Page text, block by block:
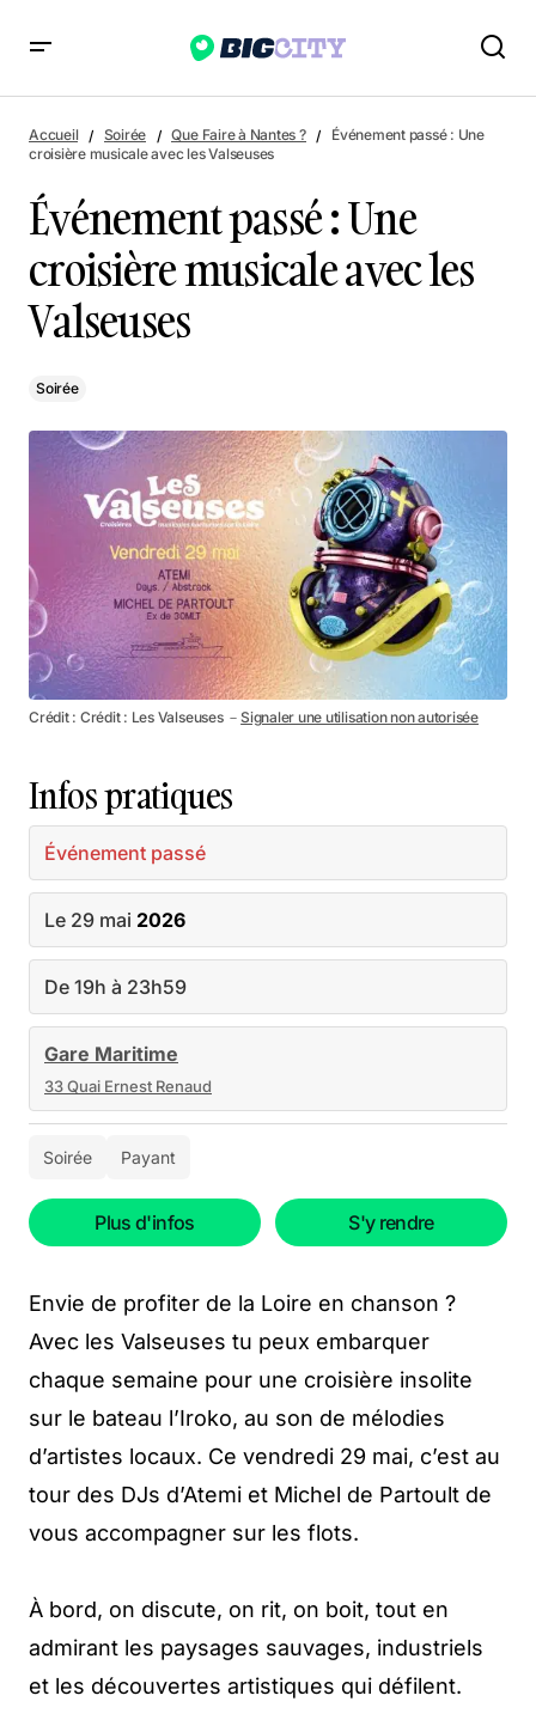
Événement passé : Une croisière musicale avec les Valseuses
Accueil Soirée Que Faire à Nantes ?
Événement passé : Une
croisière musicale avec les Valseuses
Événement passé : Une
croisière musicale avec les
Valseuses
Soirée
Crédit : Crédit : Les Valseuses －Signaler une utilisation non autorisée
Infos pratiques
Événement passé
Le 29 mai 2026
De 19h à 23h59
Gare Maritime
33 Quai Ernest Renaud
Soirée Payant
Plus d'infos S'y rendre
Envie de profiter de la Loire en chanson ?
Avec les Valseuses tu peux embarquer
chaque semaine pour une croisière insolite
sur le bateau l’Iroko, au son de mélodies
d’artistes locaux. Ce vendredi 29 mai, c’est au
tour des DJs d’Atemi et Michel de Partoult de
vous accompagner sur les flots.
À bord, on discute, on rit, on boit, tout en
admirant les paysages sauvages, industriels
et les découvertes artistiques qui défilent.